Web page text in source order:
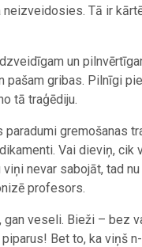
Tā ir
un
gribas. Pilnīgi
tā traģēdiju.
gremošanas
Vai dieviņ, cik
nevar sabojāt, tad
profesors.
veseli. Bieži – bez
Bet to, ka viņš